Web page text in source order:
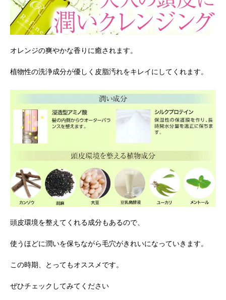
オレンジの爽やかな香りに癒されます。
植物性の洗浄成分が優しく皮脂汚れをキレイにしてくれます。
頭皮環境を整えてくれる成分もあるので、
使うほどに潤いを保ちながら毛穴がきれいになっていきます。
この時期、とってもオススメです。
ぜひチェックしてみてください